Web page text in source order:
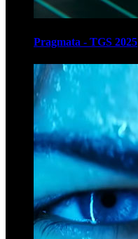
Pragmata - TGS 2025